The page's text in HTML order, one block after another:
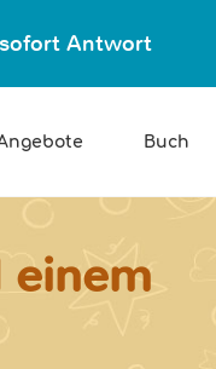
Antwort
Buch